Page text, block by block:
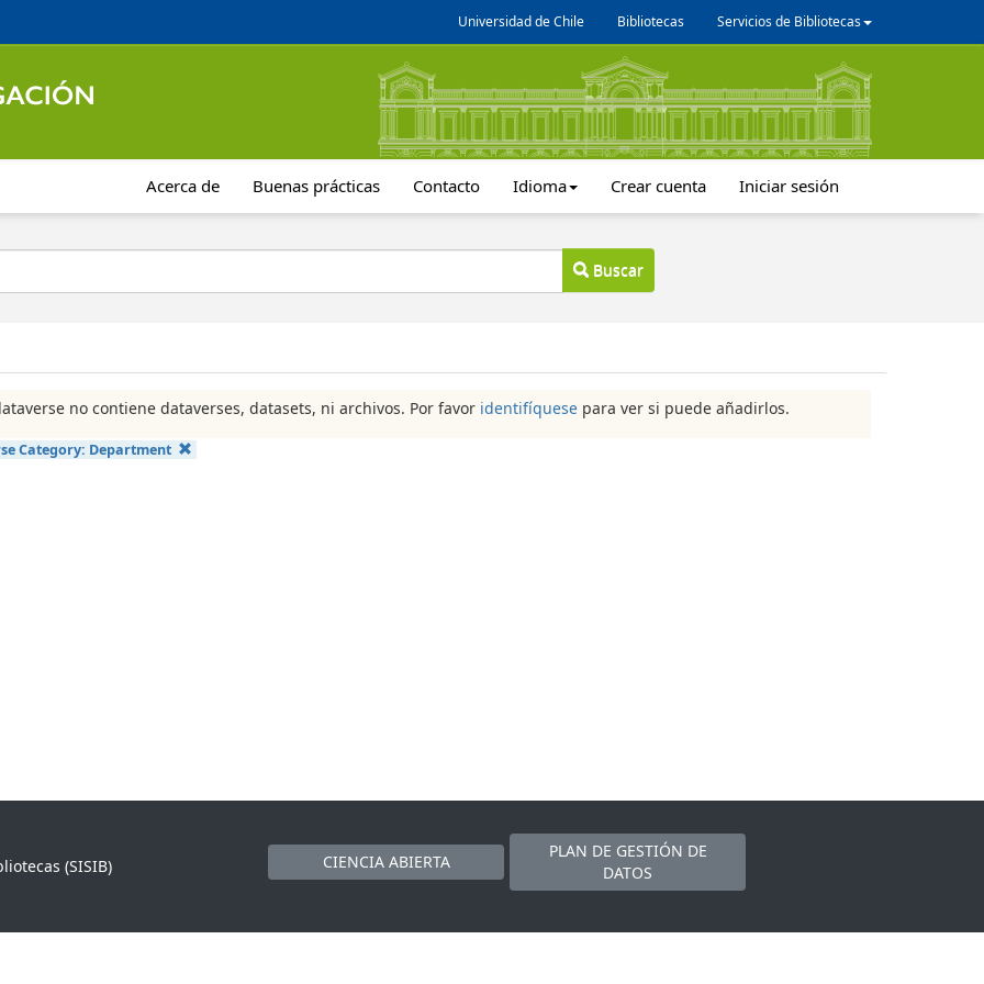
Universidad de Chile Bibliotecas Servicios de Bibliotecas
Acerca de Buenas prácticas Contacto Idioma Crear cuenta Iniciar sesión
Buscar
no contiene dataverses, datasets, ni archivos. Por favor identifíquese para ver si puede añadirlos.
Category: Department
(SISIB)
CIENCIA ABIERTA
PLAN DE GESTIÓN DE
DATOS